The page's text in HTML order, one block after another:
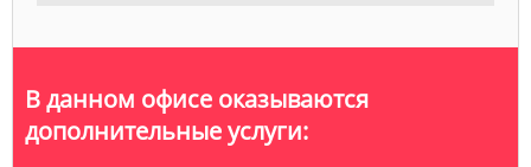
В данном офисе оказываются
дополнительные услуги: